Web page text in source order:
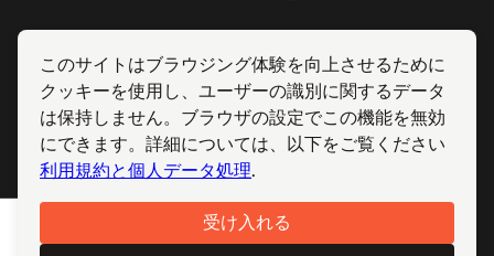
このウェブサイトについて
便利なリンク
フォローする
© 2012-2026 TCP/ARPT Centro de Portugal. 全著作権所有.
このサイトはブラウジング体験を向上させるために
クッキーを使用し、ユーザーの識別に関するデータ
は保持しません。ブラウザの設定でこの機能を無効
にできます。詳細については、以下をご覧ください
利用規約と個人データ処理.
受け入れる